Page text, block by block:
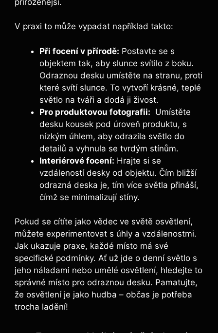
V praxi to ‍může vypadat například takto:
Při ⁤focení v přírodě: Postavte se ⁤s
objektem⁣ tak, aby slunce svítilo z boku.
Odraznou desku‌ umístěte na stranu, proti
které‌ svítí slunce. To vytvoří krásné, ⁣teplé
⁢světlo na tváři a dodá ji živost.
Pro produktovou fotografii: ⁣ Umístěte
⁤desku kousek pod úroveň produktu, s
nízkým ‌úhlem, aby odrazila světlo ‌do
⁤detailů a vyhnula se tvrdým stínům.
Interiérové focení: Hrajte si‌ se
vzdáleností desky od objektu.​ Čím​ bližší
odrazná ⁢deska‌ je, tím více světla přináší,
čímž se minimalizují stíny.
Pokud se cítíte jako vědec ve světě osvětlení,
můžete ⁤experimentovat ⁤s⁣ úhly a vzdálenostmi.
Jak ukazuje‍ praxe, každé místo má své⁤
specifické podmínky. Ať už jde ⁣o denní světlo‌ s
jeho ⁤náladami nebo umělé osvětlení, ⁢hledejte to
správné místo pro odraznou desku. Pamatujte,⁢
že osvětlení je jako hudba – občas je potřeba
trocha ladění!